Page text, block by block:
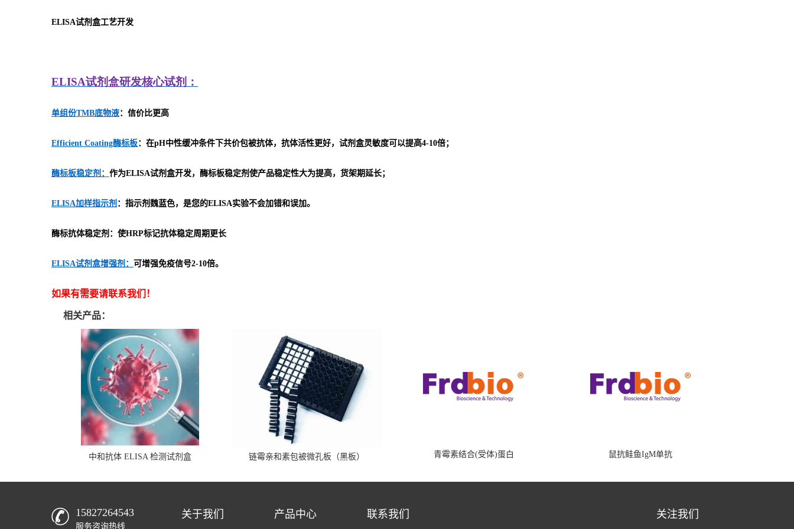
ELISA试剂盒工艺开发
ELISA试剂盒研发核心试剂：
单组份TMB底物液：信价比更高
Efficient Coating酶标板：在pH中性缓冲条件下共价包被抗体，抗体活性更好，试剂盒灵敏度可以提高4-10倍；
酶标板稳定剂： 作为ELISA试剂盒开发，酶标板稳定剂使产品稳定性大为提高，货架期延长；
ELISA加样指示剂 ：指示剂魏蓝色，是您的ELISA实验不会加错和误加。
酶标抗体稳定剂：使HRP标记抗体稳定周期更长
ELISA试剂盒增强剂： 可增强免疫信号2-10倍。
如果有需要请联系我们！
相关产品：
中和抗体 ELISA 检测试剂盒 链霉亲和素包被微孔板（黑板） 青霉素结合(受体)蛋白 鼠抗鲑鱼IgM单抗
15827264543
服务咨询热线
关于我们 产品中心 联系我们 关注我们